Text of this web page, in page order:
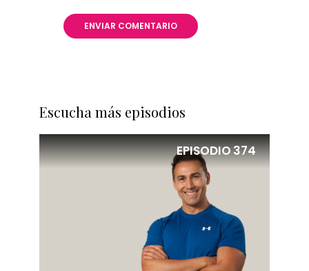
Escucha más episodios
EPISODIO374